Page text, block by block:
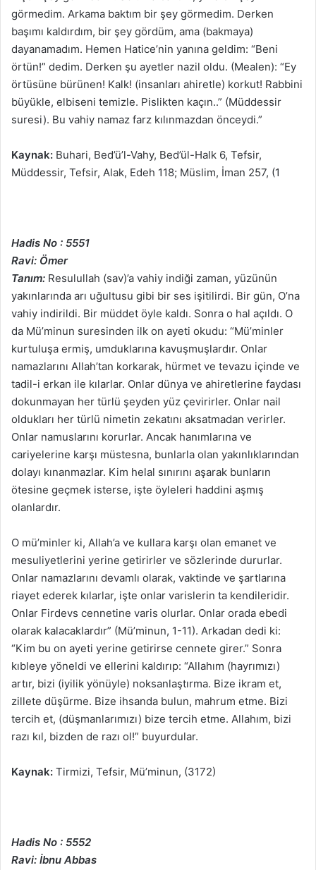
görmedim. Arkama baktım bir şey görmedim. Derken
başımı kaldırdım, bir şey gördüm, ama (bakmaya)
dayanamadım. Hemen Hatice’nin yanına geldim: “Beni
örtün!” dedim. Derken şu ayetler nazil oldu. (Mealen): “Ey
örtüsüne bürünen! Kalk! (insanları ahiretle) korkut! Rabbini
büyükle, elbiseni temizle. Pislikten kaçın..” (Müddessir
suresi). Bu vahiy namaz farz kılınmazdan önceydi.”
Kaynak: Buhari, Bed’ü’l-Vahy, Bed’ül-Halk 6, Tefsir,
Müddessir, Tefsir, Alak, Edeh 118; Müslim, İman 257, (1
Hadis No : 5551
Ravi: Ömer
Tanım: Resulullah (sav)’a vahiy indiği zaman, yüzünün
yakınlarında arı uğultusu gibi bir ses işitilirdi. Bir gün, O’na
vahiy indirildi. Bir müddet öyle kaldı. Sonra o hal açıldı. O
da Mü’minun suresinden ilk on ayeti okudu: “Mü’minler
kurtuluşa ermiş, umduklarına kavuşmuşlardır. Onlar
namazlarını Allah’tan korkarak, hürmet ve tevazu içinde ve
tadil-i erkan ile kılarlar. Onlar dünya ve ahiretlerine faydası
dokunmayan her türlü şeyden yüz çevirirler. Onlar nail
oldukları her türlü nimetin zekatını aksatmadan verirler.
Onlar namuslarını korurlar. Ancak hanımlarına ve
cariyelerine karşı müstesna, bunlarla olan yakınlıklarından
dolayı kınanmazlar. Kim helal sınırını aşarak bunların
ötesine geçmek isterse, işte öyleleri haddini aşmış
olanlardır.
O mü’minler ki, Allah’a ve kullara karşı olan emanet ve
mesuliyetlerini yerine getirirler ve sözlerinde dururlar.
Onlar namazlarını devamlı olarak, vaktinde ve şartlarına
riayet ederek kılarlar, işte onlar varislerin ta kendileridir.
Onlar Firdevs cennetine varis olurlar. Onlar orada ebedi
olarak kalacaklardır” (Mü’minun, 1-11). Arkadan dedi ki:
“Kim bu on ayeti yerine getirirse cennete girer.” Sonra
kıbleye yöneldi ve ellerini kaldırıp: “Allahım (hayrımızı)
artır, bizi (iyilik yönüyle) noksanlaştırma. Bize ikram et,
zillete düşürme. Bize ihsanda bulun, mahrum etme. Bizi
tercih et, (düşmanlarımızı) bize tercih etme. Allahım, bizi
razı kıl, bizden de razı ol!” buyurdular.
Kaynak: Tirmizi, Tefsir, Mü’minun, (3172)
Hadis No : 5552
Ravi: İbnu Abbas